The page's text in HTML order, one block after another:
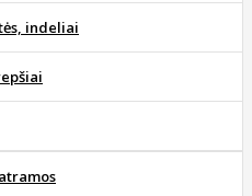
indeliai